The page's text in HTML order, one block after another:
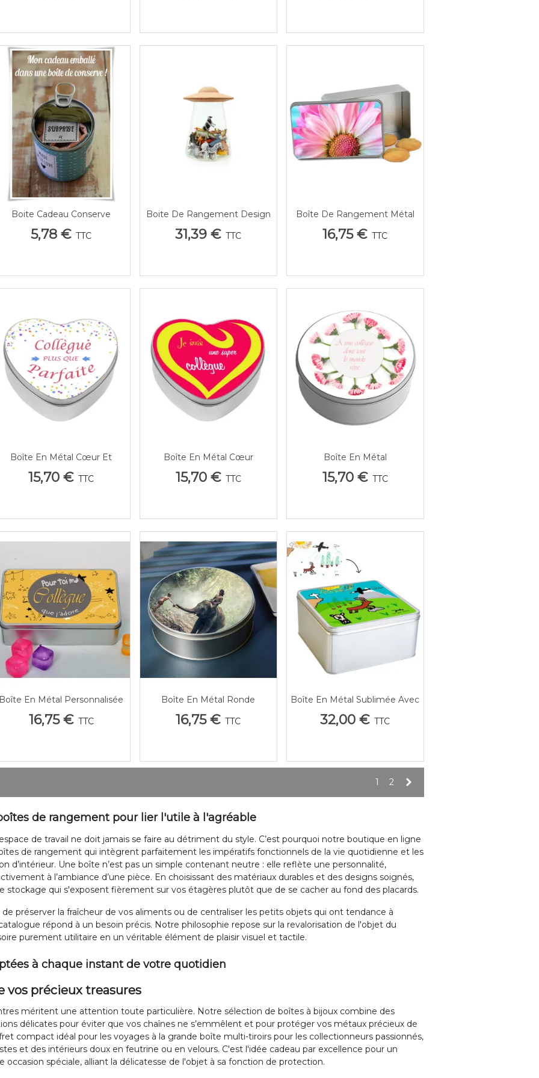
Aperçu Rapide
Boite Cadeau Conserve
Personnalisee
5,78 € TTC
Aperçu Rapide
Boite De Rangement Design
OVNI
31,39 € TTC
Aperçu Rapide
Boîte De Rangement Métal
Personnalisée Avec Photo |
Souvenirs Ou Biscuits
16,75 € TTC
Aperçu Rapide
Boîte En Métal Cœur Et
Étoiles Personnalisée - Cadeau
Collègue Tendre
15,70 € TTC
Aperçu Rapide
Boîte En Métal Cœur
Graphisme Cœurs
Personnalisable Texte -
15,70 € TTC
Aperçu Rapide
Boîte En Métal
Personnalisable Texte -
Cadeau 'Meilleure Collègue &
15,70 € TTC
Aperçu Rapide
Boîte En Métal Personnalisée
Prénom Collègue - Design
Jaune & Gris - Rangement
16,75 € TTC
Aperçu Rapide
Boîte En Métal Ronde
Personnalisée Photo -
Rangement Gâteaux & Déco
16,75 € TTC
Aperçu Rapide
Boîte En Métal Sublimée Avec
Dessin D'Enfant Retravaillé -
Souvenirs & Biscuits
32,00 € TTC
1 2
de rangement pour lier l'utile à l'agréable
espace de travail ne doit jamais se faire au détriment du style. C’est pourquoi notre boutique en ligne
de rangement qui intègrent parfaitement les impératifs fonctionnels de la vie quotidienne et les
d’intérieur. Une boîte n’est pas un simple contenant neutre : elle reflète une personnalité,
à l’ambiance d’une pièce. En choisissant des matériaux durables et des designs soignés,
stockage qui s'exposent fièrement sur vos étagères plutôt que de se cacher au fond des placards.
de préserver la fraîcheur de vos aliments ou de centraliser les petits objets qui ont tendance à
répond à un besoin précis. Notre philosophie repose sur la revalorisation de l'objet du
purement utilitaire en un véritable élément de plaisir visuel et tactile.
à chaque instant de votre quotidien
vos précieux treasures
méritent une attention toute particulière. Notre sélection de boîtes à bijoux combine des
délicates pour éviter que vos chaînes ne s’emmêlent et pour protéger vos métaux précieux de
compact idéal pour les voyages à la grande boîte multi-tiroirs pour les collectionneurs passionnés,
et des intérieurs doux en feutrine ou en velours. C'est l'idée cadeau par excellence pour un
occasion spéciale, alliant la délicatesse de l'objet à sa fonction de protection.